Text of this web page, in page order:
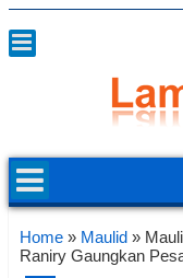
Home » Maulid »
Raniry Gaungkan